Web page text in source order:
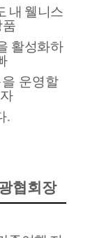
내 웰니스
품
활성화하
운영할
.
협회장